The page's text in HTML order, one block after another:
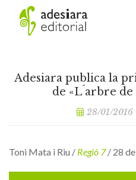
Adesiara publica la
de «L´arbre
28/01/2016
Toni Mata i Riu / Regió 7/ 28